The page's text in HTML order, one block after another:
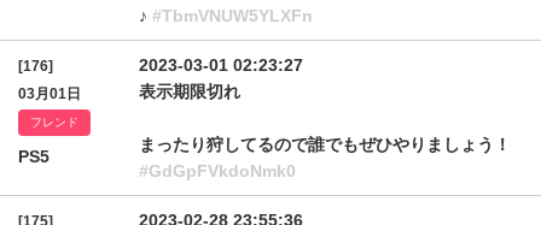
♪ #TbmVNUW5YLXFn
[176]
03月01日
フレンド
PS5
2023-03-01 02:23:27
表示期限切れ
まったり狩してるので誰でもぜひやりましょう！
#GdGpFVkdoNmk0
[175]
2023-02-28 23:55:36